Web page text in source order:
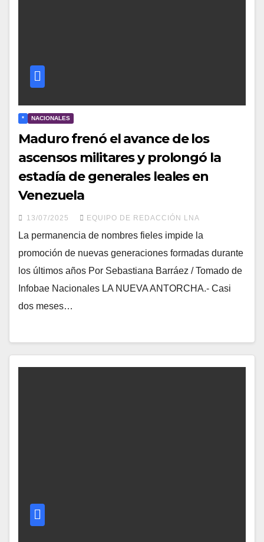
* NACIONALES
Maduro frenó el avance de los
ascensos militares y prolongó la
estadía de generales leales en
Venezuela
13/07/2025 EQUIPO DE REDACCIÓN LNA
La permanencia de nombres fieles impide la
promoción de nuevas generaciones formadas durante
los últimos años Por Sebastiana Barráez / Tomado de
Infobae Nacionales LA NUEVA ANTORCHA.- Casi
dos meses…